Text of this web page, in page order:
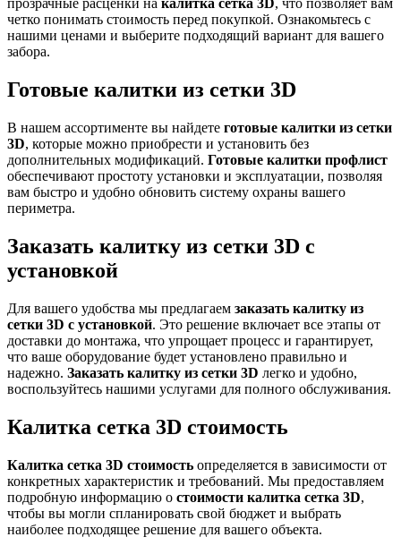
прозрачные расценки на калитка сетка 3D, что позволяет вам
четко понимать стоимость перед покупкой. Ознакомьтесь с
нашими ценами и выберите подходящий вариант для вашего
забора.
Готовые калитки из сетки 3D
В нашем ассортименте вы найдете готовые калитки из сетки
3D, которые можно приобрести и установить без
дополнительных модификаций. Готовые калитки профлист
обеспечивают простоту установки и эксплуатации, позволяя
вам быстро и удобно обновить систему охраны вашего
периметра.
Заказать калитку из сетки 3D с
установкой
Для вашего удобства мы предлагаем заказать калитку из
сетки 3D с установкой. Это решение включает все этапы от
доставки до монтажа, что упрощает процесс и гарантирует,
что ваше оборудование будет установлено правильно и
надежно. Заказать калитку из сетки 3D легко и удобно,
воспользуйтесь нашими услугами для полного обслуживания.
Калитка сетка 3D стоимость
Калитка сетка 3D стоимость определяется в зависимости от
конкретных характеристик и требований. Мы предоставляем
подробную информацию о стоимости калитка сетка 3D,
чтобы вы могли спланировать свой бюджет и выбрать
наиболее подходящее решение для вашего объекта.